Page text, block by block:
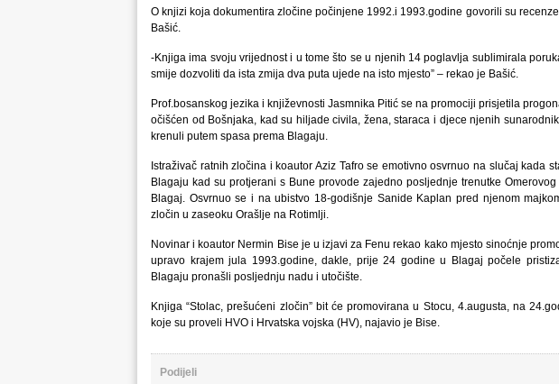
O knjizi koja dokumentira zločine počinjene 1992.i 1993.godine govorili su
Bašić.
-Knjiga ima svoju vrijednost i u tome što se u njenih 14 poglavlja sublimirala
smije dozvoliti da ista zmija dva puta ujede na isto mjesto” – rekao je Bašić.
Prof.bosanskog jezika i književnosti Jasmnika Pitić se na promociji prisjetila
očišćen od Bošnjaka, kad su hiljade civila, žena, staraca i djece njenih
krenuli putem spasa prema Blagaju.
Istraživač ratnih zločina i koautor Aziz Tafro se emotivno osvrnuo na slučaj kada
Blagaju kad su protjerani s Bune provode zajedno posljednje trenutke
Blagaj. Osvrnuo se i na ubistvo 18-godišnje Sanide Kaplan pred njenom
zločin u zaseoku Orašlje na Rotimlji.
Novinar i koautor Nermin Bise je u izjavi za Fenu rekao kako mjesto sinoćnje
upravo krajem jula 1993.godine, dakle, prije 24 godine u Blagaj počele
Blagaju pronašli posljednju nadu i utočište.
Knjiga “Stolac, prešućeni zločin” bit će promovirana u Stocu, 4.augusta, na
koje su proveli HVO i Hrvatska vojska (HV), najavio je Bise.
Podijeli